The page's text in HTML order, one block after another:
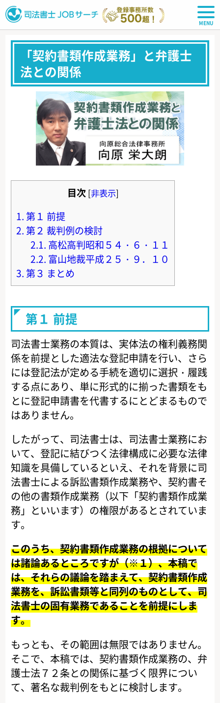
司法書士JOBサーチ
「契約書類作成業務」と弁護士
法との関係
目次 [非表示]
1. 第１ 前提
2. 第２ 裁判例の検討
2.1. 高松高判昭和５４・６・１１
2.2. 富山地裁平成２５・９．１０
3. 第３ まとめ
第１ 前提
司法書士業務の本質は、実体法の権利義務関
係を前提とした適法な登記申請を行い、さら
には登記法が定める手続を適切に選択・履践
する点にあり、単に形式的に揃った書類をも
とに登記申請書を代書するにとどまるもので
はありません。
したがって、司法書士は、司法書士業務にお
いて、登記に結びつく法律構成に必要な法律
知識を具備しているといえ、それを背景に司
法書士による訴訟書類作成業務や、契約書そ
の他の書類作成業務（以下「契約書類作成業
務」といいます）の権限があるとされていま
す。
このうち、契約書類作成業務の根拠について
は諸論あるところですが（※１）、本稿で
は、それらの議論を踏まえて、契約書類作成
業務を、訴訟書類等と同列のものとして、司
法書士の固有業務であることを前提にしま
す。
もっとも、その範囲は無限ではありません。
そこで、本稿では、契約書類作成業務の、弁
護士法７２条との関係に基づく限界につい
て、著名な裁判例をもとに検討します。